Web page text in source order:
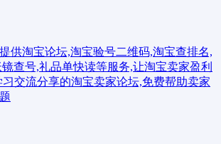
供淘宝论坛,淘宝验号二维码,淘宝查排名,
查号,礼品单快读等服务,让淘宝卖家盈利
交流分享的淘宝卖家论坛,免费帮助卖家